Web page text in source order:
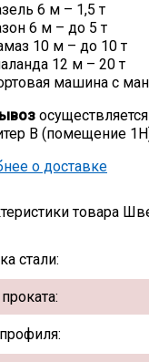
6 м – 1,5 т
6 м – до 5 т
10 м – до 10 т
12 м – 20 т
машина с
В (помещение
о доставке
товара
стали: